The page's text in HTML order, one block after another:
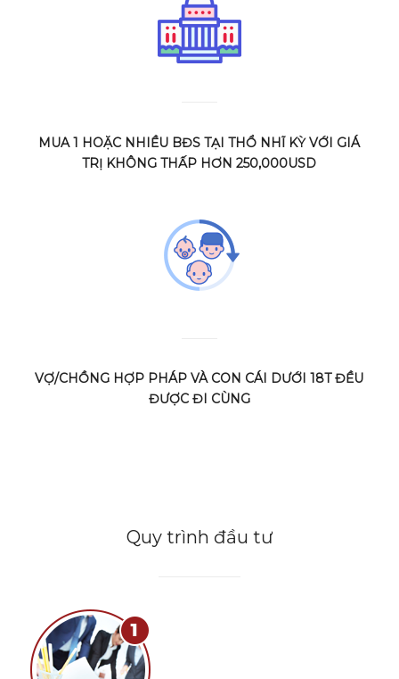
MUA 1 HOẶC NHIỀU BĐS TẠI THỔ NHĨ KỲ VỚI GIÁ
TRỊ KHÔNG THẤP HƠN 250,000USD
VỢ/CHỒNG HỢP PHÁP VÀ CON CÁI DƯỚI 18T ĐỀU
ĐƯỢC ĐI CÙNG
Quy trình đầu tư